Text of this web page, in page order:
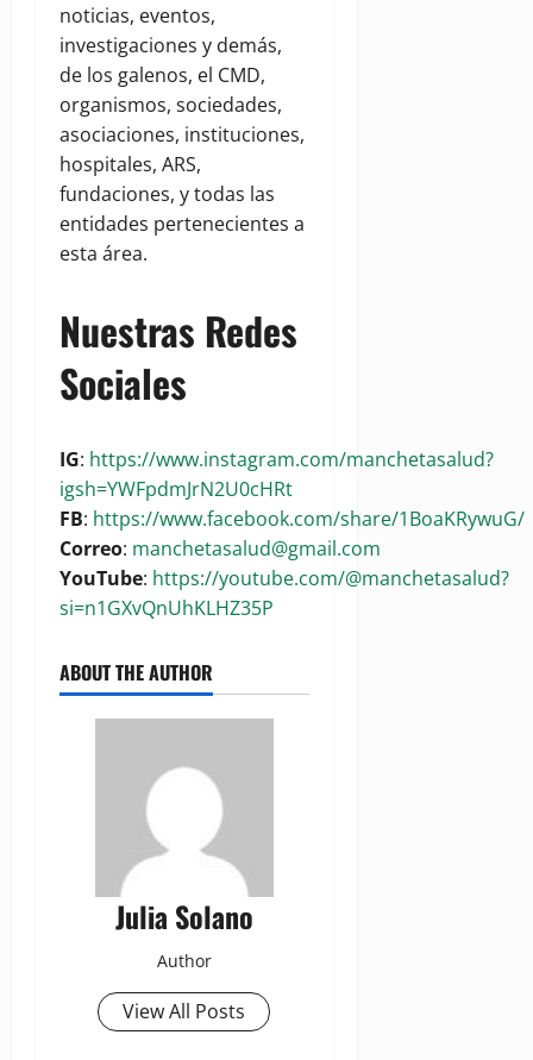
noticias, eventos,
investigaciones y demás,
de los galenos, el CMD,
organismos, sociedades,
asociaciones, instituciones,
hospitales, ARS,
fundaciones, y todas las
entidades pertenecientes a
esta área.
Nuestras Redes
Sociales
IG: https://www.instagram.com/manchetasalud?
igsh=YWFpdmJrN2U0cHRt
FB: https://www.facebook.com/share/1BoaKRywuG/
Correo: manchetasalud@gmail.com
YouTube: https://youtube.com/@manchetasalud?
si=n1GXvQnUhKLHZ35P
ABOUT THE AUTHOR
Julia Solano
Author
View All Posts